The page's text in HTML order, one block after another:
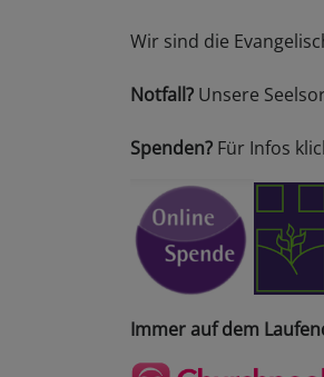
Wir sind die
Notfall? Unsere
Spenden? Für Infos
Immer auf dem